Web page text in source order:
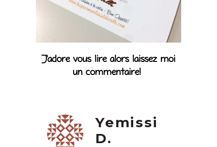
J’adore vous lire alors laissez moi
un commentaire!
Yemissi
D.